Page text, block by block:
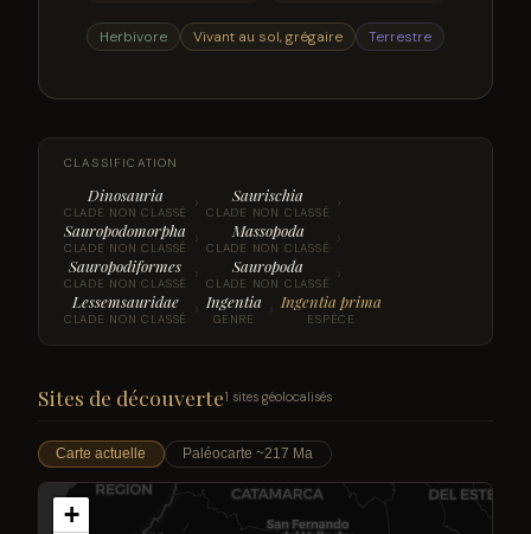
Herbivore Vivant au sol, grégaire Terrestre
CLASSIFICATION
Dinosauria
CLADE NON CLASSÉ › Saurischia
CLADE NON CLASSÉ ›
Sauropodomorpha
CLADE NON CLASSÉ › Massopoda
CLADE NON CLASSÉ ›
Sauropodiformes
CLADE NON CLASSÉ › Sauropoda
CLADE NON CLASSÉ ›
Lessemsauridae
CLADE NON CLASSÉ › Ingentia
GENRE › Ingentia prima
ESPÈCE
Sites de découverte1 sites géolocalisés
Carte actuelle Paléocarte ~217 Ma
+